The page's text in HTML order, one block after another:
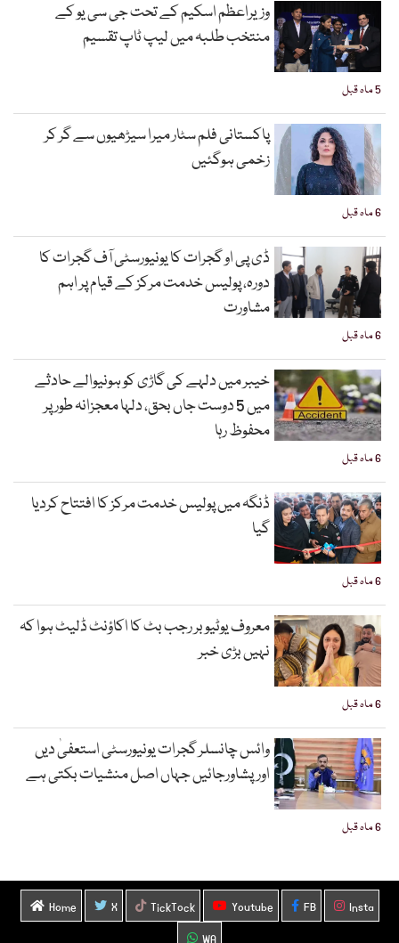
5 ماہ قبل
وزیراعظم اسکیم کے تحت جی سی یو کے
منتخب طلبہ میں لیپ ٹاپ تقسیم
6 ماہ قبل
پاکستانی فلم سٹار میرا سیڑھیوں سے گر کر
زخمی ہوگئیں
6 ماہ قبل
ڈی پی او گجرات کا یونیورسٹی آف گجرات کا
دورہ، پولیس خدمت مرکز کے قیام پر اہم
مشاورت
6 ماہ قبل
خیبر میں دلہے کی گاڑی کو ہونیوالے حادثے
میں 5 دوست جاں بحق، دلہا معجزانہ طور پر
محفوظ رہا
6 ماہ قبل
ڈنگہ میں پولیس خدمت مرکز کا افتتاح کردیا
گیا
6 ماہ قبل
معروف یوٹیوبر رجب بٹ کا اکاؤنٹ ڈلیٹ ہوا کہ
نہیں بڑی خبر
6 ماہ قبل
وائس چانسلر گجرات یونیورسٹی استعفیٰ دیں
اورپشاورجائیں جہاں اصل منشیات بکتی ہے
Home X TickTock Youtube FB
Insta